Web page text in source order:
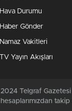
Hava Durumu
Haber Gönder
Namaz Vakitleri
TV Yayın Akışları
2024 Telgraf
hesaplarımızdan takip